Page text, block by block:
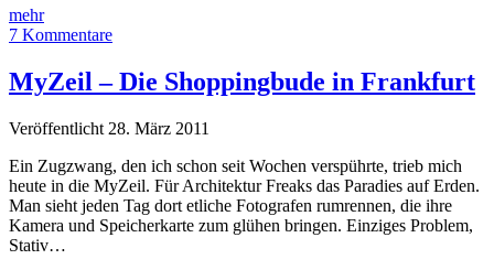
mehrBerchtesgadener
Alpen
7 Kommentare
MyZeil – Die Shoppingbude in Frankfurt
Veröffentlicht 28. März 2011
Ein Zugzwang, den ich schon seit Wochen verspührte, trieb mich
heute in die MyZeil. Für Architektur Freaks das Paradies auf Erden.
Man sieht jeden Tag dort etliche Fotografen rumrennen, die ihre
Kamera und Speicherkarte zum glühen bringen. Einziges Problem,
Stativ…